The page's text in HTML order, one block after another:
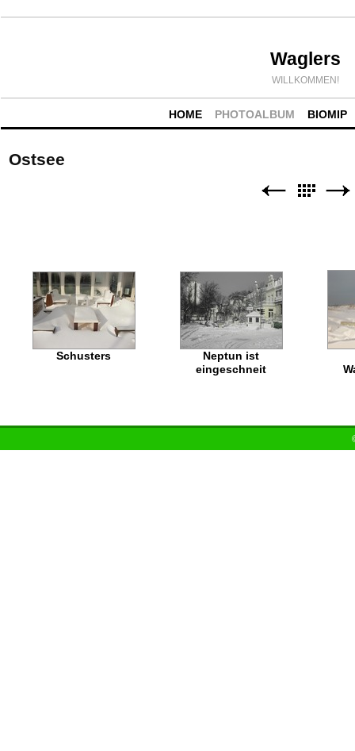
Waglers
WILLKOMMEN!
HOME PHOTOALBUM BIOMIP
Ostsee
Schusters
Neptun ist
eingeschneit